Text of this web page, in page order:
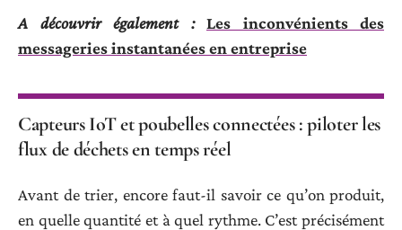
A découvrir également :
Les inconvénients des
messageries instantanées en entreprise
Capteurs IoT et poubelles connectées : piloter les
flux de déchets en temps réel
Avant de trier, encore faut-il savoir ce qu’on produit,
en quelle quantité et à quel rythme. C’est précisément